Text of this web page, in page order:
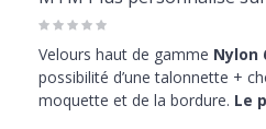
Velours haut de gamme Nylon
possibilité d’une talonnette +
moquette et de la bordure. Le